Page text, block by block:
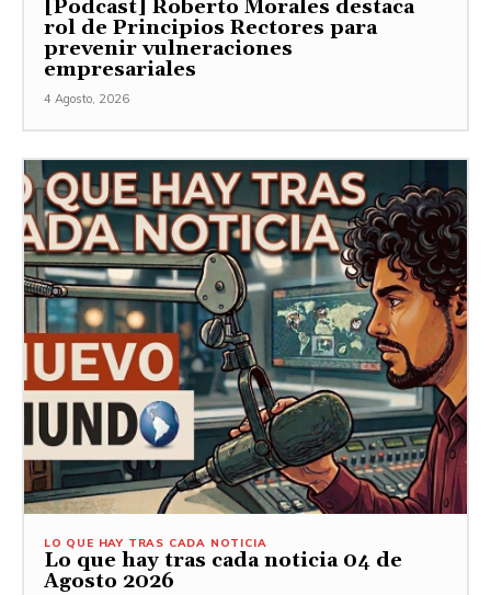
[Podcast] Roberto Morales destaca
rol de Principios Rectores para
prevenir vulneraciones
empresariales
4 Agosto, 2026
LO QUE HAY TRAS CADA NOTICIA
Lo que hay tras cada noticia 04 de
Agosto 2026